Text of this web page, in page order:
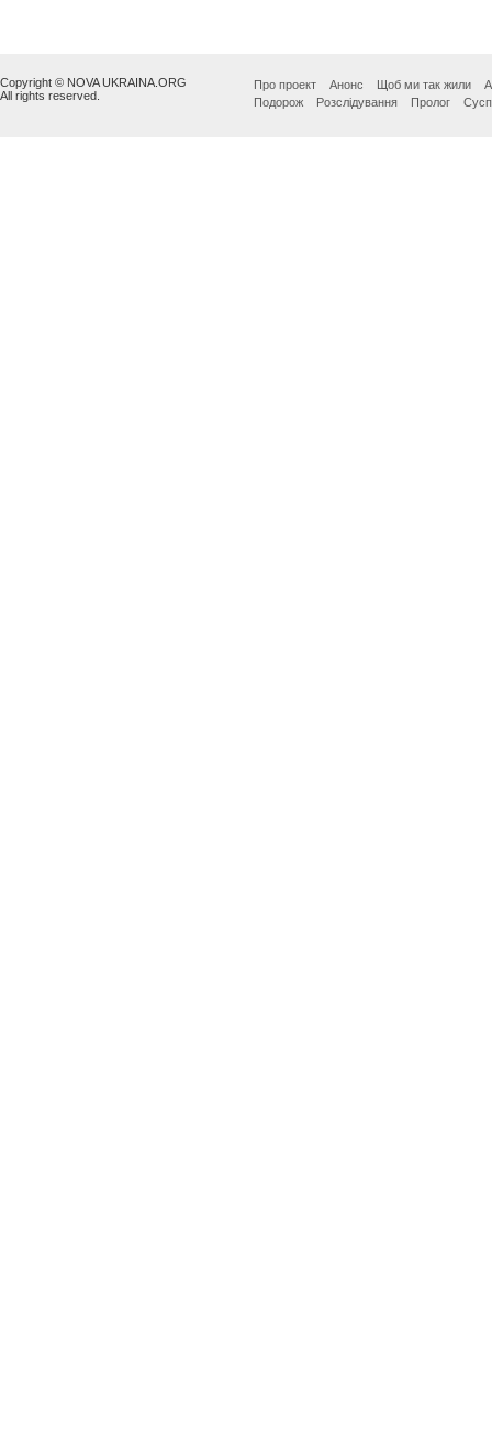
Copyright © NOVA UKRAINA.ORG
All rights reserved.
Про проект Анонс Щоб ми так жили
Подорож
Розслідування Пролог